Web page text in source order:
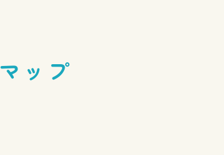
ップ